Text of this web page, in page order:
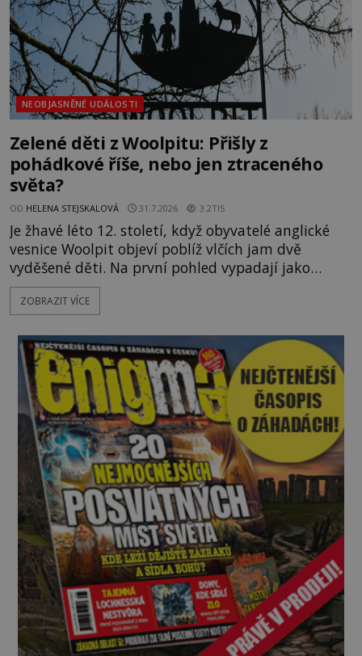
NEOBJASNĚNÉ UDÁLOSTI
Zelené děti z Woolpitu: Přišly z
pohádkové říše, nebo jen ztraceného
světa?
OD HELENA STEJSKALOVÁ 31.7.2026 3.2TIS
Je žhavé léto 12. století, když obyvatelé anglické
vesnice Woolpit objeví poblíž vlčích jam dvě
vyděšené děti. Na první pohled vypadají jako
každé jiné, až na jednu děsivou výjimku. Jejich
kůže má nazelenalý odstín, mluví
kromě syrových bobů. Příběh se rychle stává
jednou z největších záhad středověké Anglie a ani
po téměř devíti stech letech není
ZOBRAZIT VÍCE